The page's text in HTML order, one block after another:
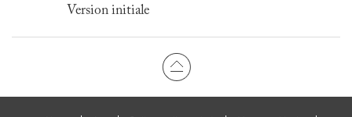
Version initiale